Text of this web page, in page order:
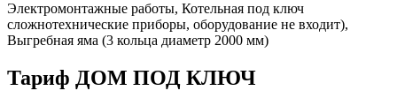
Электромонтажные работы, Котельная под ключ
сложнотехнические приборы, оборудование не входит),
Выгребная яма (3 кольца диаметр 2000 мм)
Тариф ДОМ ПОД КЛЮЧ